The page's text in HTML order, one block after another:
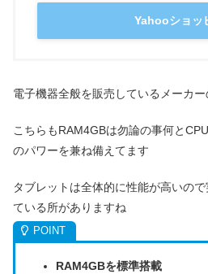
Yahooショッ
電子機器全般を販売しているメーカー
こちらもRAM4GBは勿論の事何と
のパワーを兼ね備えてます
タブレットは全体的に性能が高いの
ている所がありますね
RAM4GBを標準搭載